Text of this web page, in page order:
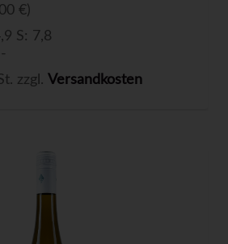
€)
S: 7,8
zzgl. Versandkosten